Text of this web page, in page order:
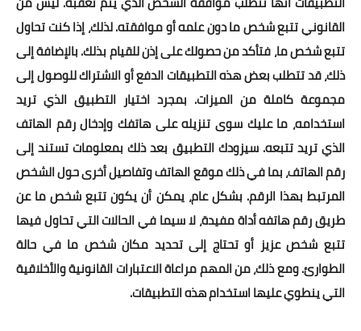
القانوني تتبع شخص ما دون علمه أو موافقته. لذلك، إذا كنت تحاول
تتبع شخص ما، فتأكد من حصولك على إذن للقيام بذلك. بالإضافة إلى
ذلك، قد تتطلب بعض هذه التطبيقات الدفع أو الاشتراك للوصول إلى
مجموعة كاملة من الميزات. بمجرد اختيار التطبيق الذي تريد
استخدامه، ما عليك سوى تنزيله على هاتفك وإدخال رقم الهاتف
الذي تريد تتبعه. سيزودك التطبيق بعد ذلك بمعلومات تستند إلى
رقم الهاتف، بما في ذلك موقع الهاتف وتفاصيل أخرى حول الشخص
المرتبط بهذا الرقم. بشكل عام، يمكن أن يكون تتبع شخص ما عن
طريق رقم هاتفه أداة مفيدة، لا سيما في الحالات التي تحاول فيها
تتبع شخص عزيز أو تحتاج إلى تحديد مكان شخص ما في حالة
الطوارئ. ومع ذلك، من المهم مراعاة الاعتبارات القانونية والأخلاقية
التي ينطوي عليها استخدام هذه التطبيقات.